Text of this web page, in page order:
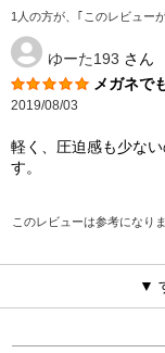
1人の方が、｢このレビュー
ゆーた193 さん
メガネで
2019/08/03
軽く、圧迫感も少な
す。
このレビューは参考になり
▼